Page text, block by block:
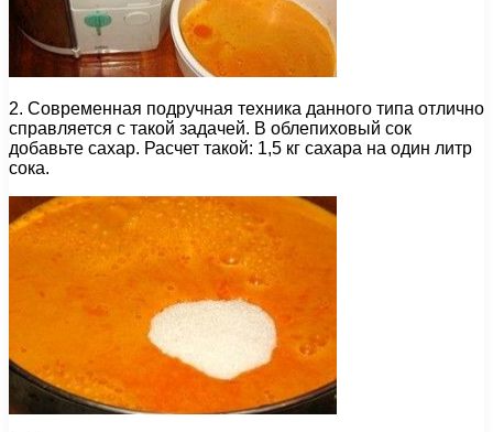
2. Современная подручная техника данного типа отлично
справляется с такой задачей. В облепиховый сок
добавьте сахар. Расчет такой: 1,5 кг сахара на один литр
сока.